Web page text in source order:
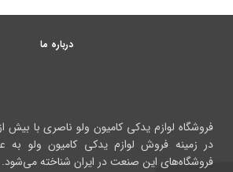
درباره ما
در زمینه فروش لوازم یدکی کامیون ولو به
فروشگاه‌های این صنعت در ایران شناخته می‌شود.